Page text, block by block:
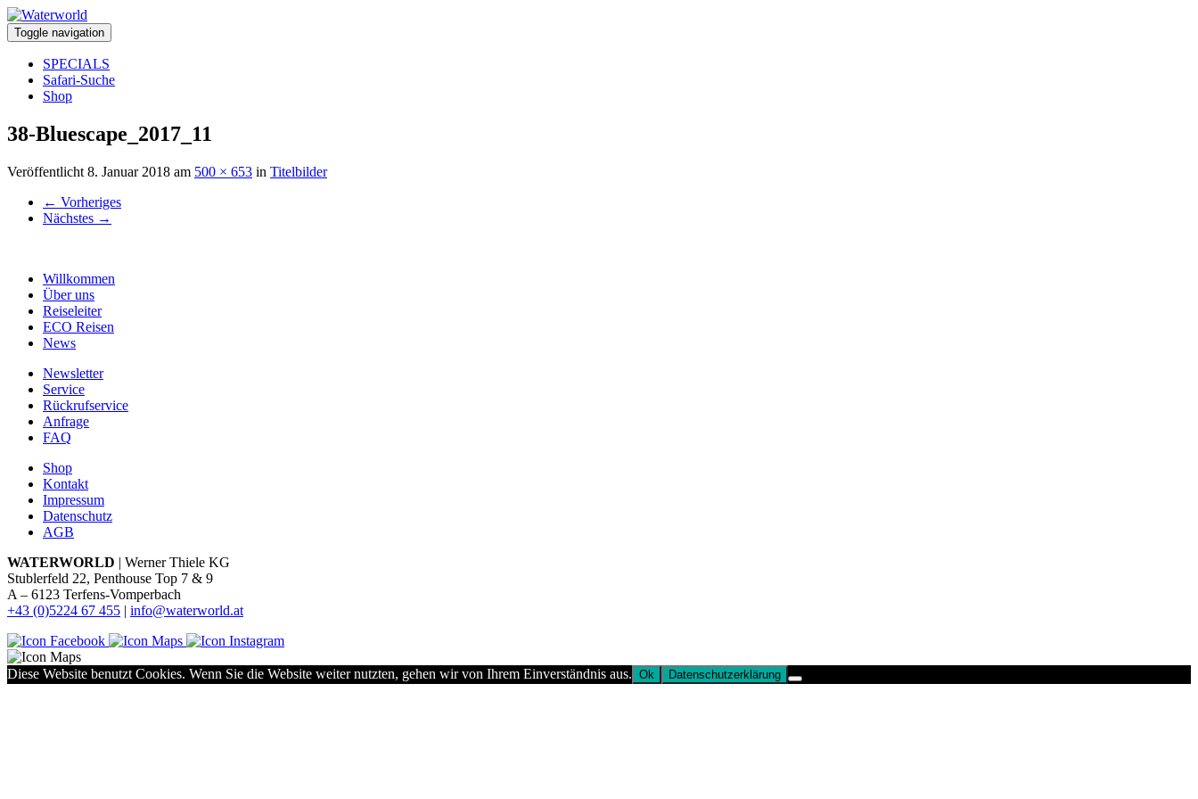
Toggle navigation
SPECIALS
Safari-Suche
Shop
38-Bluescape_2017_11
Veröffentlicht 8. Januar 2018 am 500 × 653 in Titelbilder
← Vorheriges
Nächstes →
Willkommen
Über uns
Reiseleiter
ECO Reisen
News
Newsletter
Service
Rückrufservice
Anfrage
FAQ
Shop
Kontakt
Impressum
Datenschutz
AGB
WATERWORLD | Werner Thiele KG
Stublerfeld 22, Penthouse Top 7 & 9
A – 6123 Terfens-Vomperbach
+43 (0)5224 67 455 | info@waterworld.at
Diese Website benutzt Cookies. Wenn Sie die Website weiter nutzten, gehen wir von Ihrem Einverständnis aus. Ok Datenschutzerklärung